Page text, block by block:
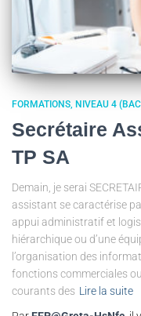
FORMATIONS NIVEAU 4
Secrétaire
TP SA
Demain, je serai
assistant se caractérise
appui administratif et
hiérarchique ou d’une
l’organisation des
fonctions commerciales
courants des Lire la suite